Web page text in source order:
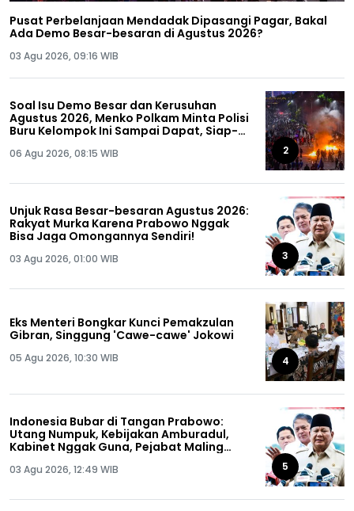
Pusat Perbelanjaan Mendadak Dipasangi Pagar, Bakal
Ada Demo Besar-besaran di Agustus 2026?
03 Agu 2026, 09:16 WIB
Soal Isu Demo Besar dan Kerusuhan
Agustus 2026, Menko Polkam Minta Polisi
Buru Kelompok Ini Sampai Dapat, Siap-
06 Agu 2026, 08:15 WIB 2
Unjuk Rasa Besar-besaran Agustus 2026:
Rakyat Murka Karena Prabowo Nggak
Bisa Jaga Omongannya Sendiri!
03 Agu 2026, 01:00 WIB 3
Eks Menteri Bongkar Kunci Pemakzulan
Gibran, Singgung 'Cawe-cawe' Jokowi
05 Agu 2026, 10:30 WIB 4
Indonesia Bubar di Tangan Prabowo:
Utang Numpuk, Kebijakan Amburadul,
Kabinet Nggak Guna, Pejabat Maling
03 Agu 2026, 12:49 WIB 5